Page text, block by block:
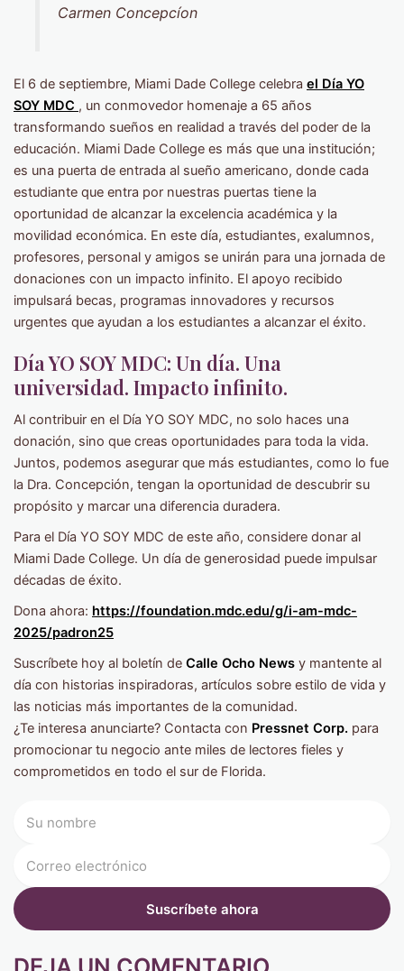
Carmen Concepcíon
El 6 de septiembre, Miami Dade College celebra el Día YO
SOY MDC , un conmovedor homenaje a 65 años
transformando sueños en realidad a través del poder de la
educación. Miami Dade College es más que una institución;
es una puerta de entrada al sueño americano, donde cada
estudiante que entra por nuestras puertas tiene la
oportunidad de alcanzar la excelencia académica y la
movilidad económica. En este día, estudiantes, exalumnos,
profesores, personal y amigos se unirán para una jornada de
donaciones con un impacto infinito. El apoyo recibido
impulsará becas, programas innovadores y recursos
urgentes que ayudan a los estudiantes a alcanzar el éxito.
Día YO SOY MDC: Un día. Una
universidad. Impacto infinito.
Al contribuir en el Día YO SOY MDC, no solo haces una
donación, sino que creas oportunidades para toda la vida.
Juntos, podemos asegurar que más estudiantes, como lo fue
la Dra. Concepción, tengan la oportunidad de descubrir su
propósito y marcar una diferencia duradera.
Para el Día YO SOY MDC de este año, considere donar al
Miami Dade College. Un día de generosidad puede impulsar
décadas de éxito.
Dona ahora: https://foundation.mdc.edu/g/i-am-mdc-
2025/padron25
Suscríbete hoy al boletín de Calle Ocho News y mantente al
día con historias inspiradoras, artículos sobre estilo de vida y
las noticias más importantes de la comunidad.
¿Te interesa anunciarte? Contacta con Pressnet Corp. para
promocionar tu negocio ante miles de lectores fieles y
comprometidos en todo el sur de Florida.